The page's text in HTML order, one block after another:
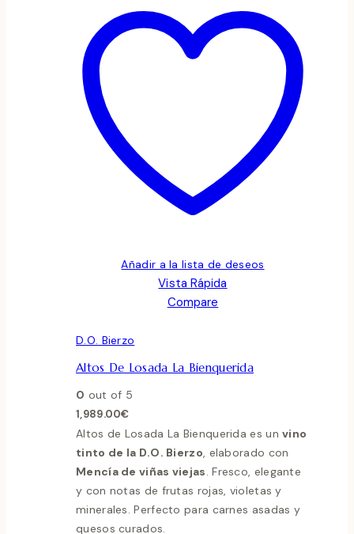
Añadir a la lista de deseos
Vista Rápida
Compare
D.O. Bierzo
Altos De Losada La Bienquerida
0 out of 5
1,989.00€
Altos de Losada La Bienquerida es unvino
tinto de la D.O. Bierzo, elaborado con
Mencía de viñas viejas. Fresco, elegante
y con notas de frutas rojas, violetas y
minerales. Perfecto para carnes asadas y
quesos curados.